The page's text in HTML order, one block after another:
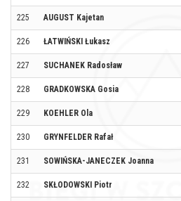
225 AUGUST Kajetan
226 ŁATWIŃSKI Łukasz
227 SUCHANEK Radosław
228 GRADKOWSKA Gosia
229 KOEHLER Ola
230 GRYNFELDER Rafał
231 SOWIŃSKA-JANECZEK Joanna
232 SKŁODOWSKI Piotr